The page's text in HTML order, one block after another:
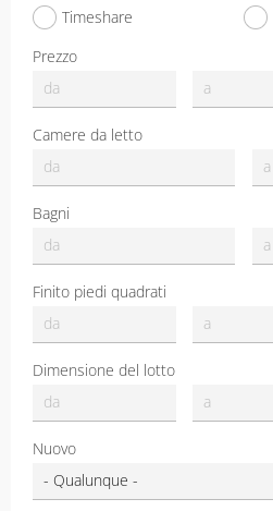
Timeshare
Prezzo
Camere da letto
Bagni
Finito piedi quadrati
Dimensione del lotto
Nuovo